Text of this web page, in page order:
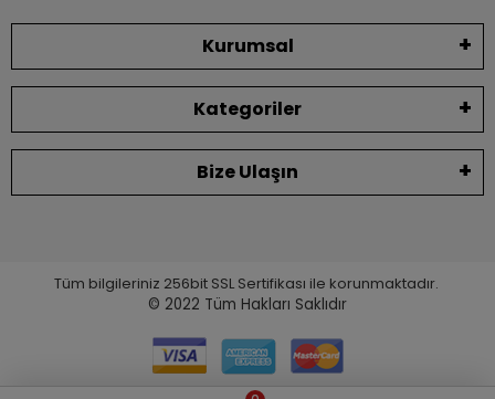
Kurumsal
Kategoriler
Bize Ulaşın
Tüm bilgileriniz 256bit SSL Sertifikası ile korunmaktadır.
© 2022 Tüm Hakları Saklıdır